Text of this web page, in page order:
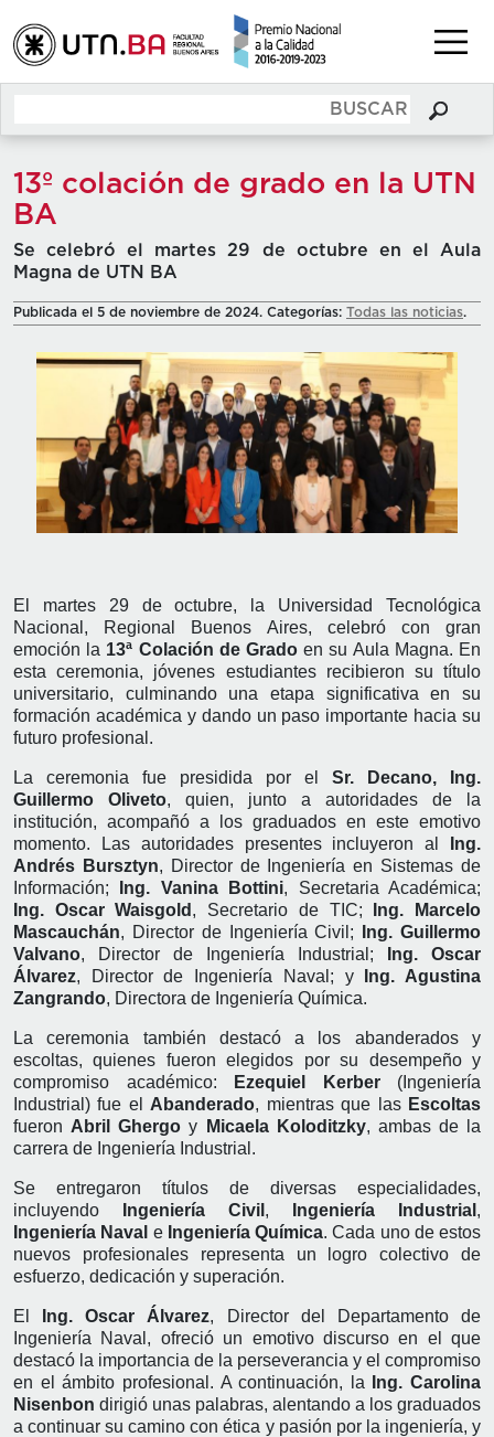
13º colación de grado en la UTN
BA
Se celebró el martes 29 de octubre en el Aula
Magna de UTN BA
Publicada el 5 de noviembre de 2024. Categorías: Todas las noticias.
El martes 29 de octubre, la Universidad Tecnológica
Nacional, Regional Buenos Aires, celebró con gran
emoción la 13ª Colación de Grado en su Aula Magna. En
esta ceremonia, jóvenes estudiantes recibieron su título
universitario, culminando una etapa significativa en su
formación académica y dando un paso importante hacia su
futuro profesional.
La ceremonia fue presidida por el Sr. Decano, Ing.
Guillermo Oliveto, quien, junto a autoridades de la
institución, acompañó a los graduados en este emotivo
momento. Las autoridades presentes incluyeron al
Ing.
Andrés Bursztyn, Director de Ingeniería en Sistemas de
Información;
Ing. Vanina Bottini, Secretaria Académica;
Ing. Oscar Waisgold , Secretario de TIC;
Ing. Marcelo
Mascauchán, Director de Ingeniería Civil;
Ing. Guillermo
Valvano, Director de Ingeniería Industrial;
Ing. Oscar
Álvarez, Director de Ingeniería Naval; y
Ing. Agustina
Zangrando, Directora de Ingeniería Química.
La ceremonia también destacó a los abanderados y
escoltas, quienes fueron elegidos por su desempeño y
compromiso académico:
Ezequiel Kerber(Ingeniería
Industrial) fue el Abanderado, mientras que las Escoltas
fueron Abril Ghergo y Micaela Koloditzky, ambas de la
carrera de Ingeniería Industrial.
Se entregaron títulos de diversas especialidades,
incluyendo
Ingeniería Civil , Ingeniería Industrial ,
Ingeniería Naval e Ingeniería Química. Cada uno de estos
nuevos profesionales representa un logro colectivo de
esfuerzo, dedicación y superación.
El Ing. Oscar Álvarez, Director del Departamento de
Ingeniería Naval, ofreció un emotivo discurso en el que
destacó la importancia de la perseverancia y el compromiso
en el ámbito profesional. A continuación, la
Ing. Carolina
Nisenbon dirigió unas palabras, alentando a los graduados
a continuar su camino con ética y pasión por la ingeniería, y